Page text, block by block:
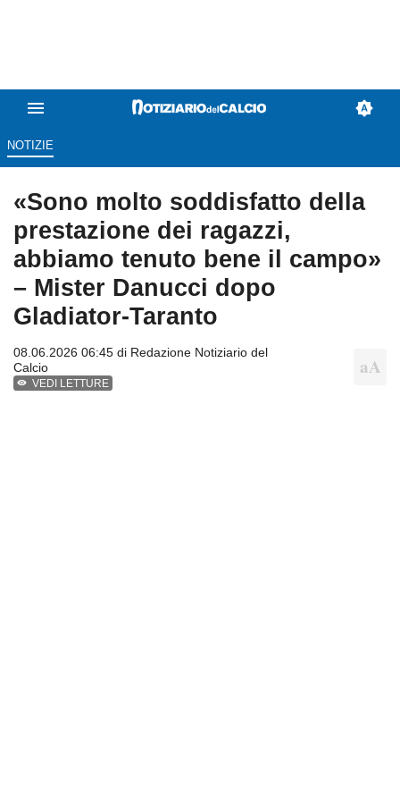
NOTIZIE
«Sono molto soddisfatto della
prestazione dei ragazzi,
abbiamo tenuto bene il campo»
– Mister Danucci dopo
Gladiator-Taranto
08.06.2026 06:45 di Redazione Notiziario del
Calcio
VEDI LETTURE